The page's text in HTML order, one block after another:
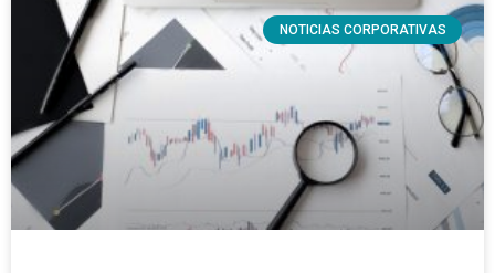
NOTICIAS CORPORATIVAS